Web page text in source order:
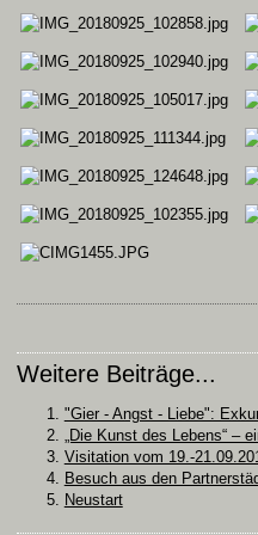
Weitere Beiträge...
"Gier - Angst - Liebe":
„Die Kunst des Lebens“ –
Visitation vom 19.-
Besuch aus den
Neustart